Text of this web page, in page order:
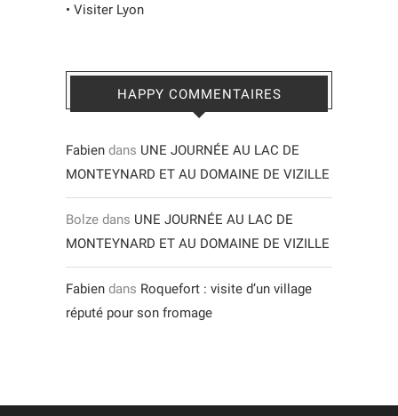
• Visiter Lyon
HAPPY COMMENTAIRES
Fabien dans UNE JOURNÉE AU LAC DE
MONTEYNARD ET AU DOMAINE DE VIZILLE
Bolze dans UNE JOURNÉE AU LAC DE
MONTEYNARD ET AU DOMAINE DE VIZILLE
Fabien dans Roquefort : visite d’un village
réputé pour son fromage